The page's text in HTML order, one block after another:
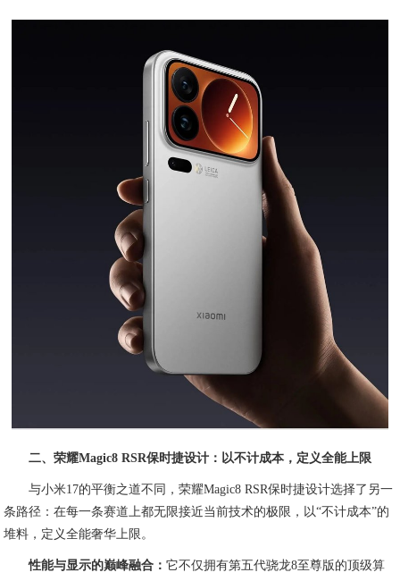
二、荣耀Magic8 RSR保时捷设计：以不计成本，定义全能上限
与小米17的平衡之道不同，荣耀Magic8 RSR保时捷设计选择了另一
条路径：在每一条赛道上都无限接近当前技术的极限，以“不计成本”的
堆料，定义全能奢华上限。
性能与显示的巅峰融合：它不仅拥有第五代骁龙8至尊版的顶级算